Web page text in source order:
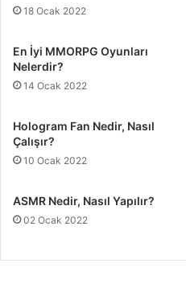
18 Ocak 2022
En İyi MMORPG Oyunları
Nelerdir?
14 Ocak 2022
Hologram Fan Nedir, Nasıl
Çalışır?
10 Ocak 2022
ASMR Nedir, Nasıl Yapılır?
02 Ocak 2022